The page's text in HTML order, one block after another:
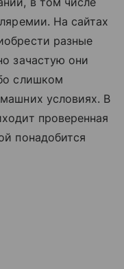
На сайтах
разные
зачастую они
слишком
условиях. В
проверенная
понадобится